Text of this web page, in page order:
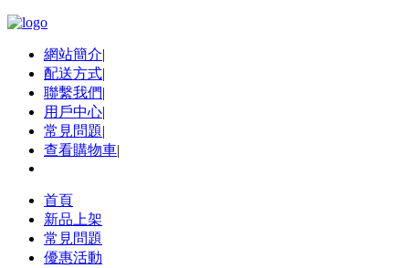
網站簡介|
配送方式|
聯繫我們|
用戶中心|
常見問題|
查看購物車|
首頁
新品上架
常見問題
優惠活動